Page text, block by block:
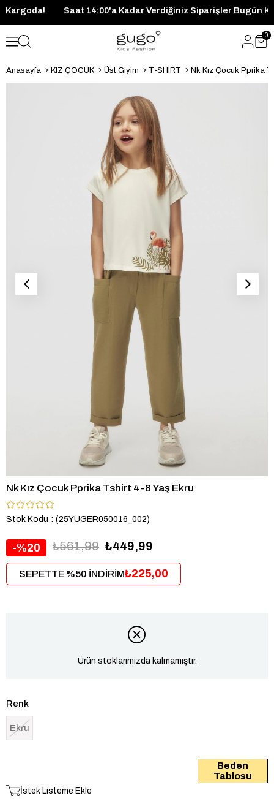
Kargoda! Saat 14:00'a Kadar Verdiğiniz Siparişler
0
Anasayfa KIZ ÇOCUK Üst Giyim T-SHIRT Nk Kız Çocuk Pprika
Nk Kız Çocuk Pprika Tshirt 4-8 Yaş Ekru
Stok Kodu (25YUGER050016_002)
20 ₺561,99 ₺449,99
SEPETTE %50 İNDİRİM₺225,00
Ürün stoklarımızda kalmamıştır.
Renk
Ekru
Beden
Tablosu
İstek Listeme Ekle